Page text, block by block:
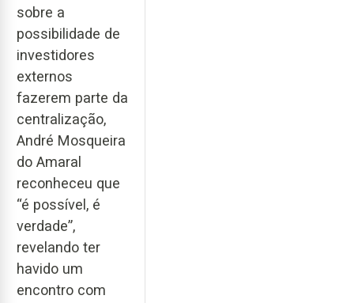
sobre a
possibilidade de
investidores
externos
fazerem parte da
centralização,
André Mosqueira
do Amaral
reconheceu que
“é possível, é
verdade”,
revelando ter
havido um
encontro com